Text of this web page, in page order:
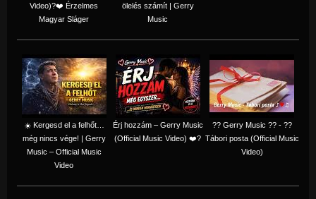
Video)?❤️ Érzelmes
Magyar Sláger
ölelés számít | Gerry
Music
☀️ Kergesd el a felhőt…
még nincs vége! | Gerry
Music – Official Music
Video
Érj hozzám – Gerry Music
(Official Music Video) ❤️?
?? Gerry Music ?? - ??
Tábori posta (Official Music
Video)